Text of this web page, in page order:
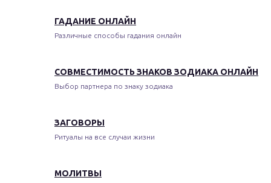
ГАДАНИЕ ОНЛАЙН
Различные способы гадания онлайн
СОВМЕСТИМОСТЬ ЗНАКОВ ЗОДИАКА ОНЛАЙН
Выбор партнера по знаку зодиака
ЗАГОВОРЫ
Ритуалы на все случаи жизни
МОЛИТВЫ